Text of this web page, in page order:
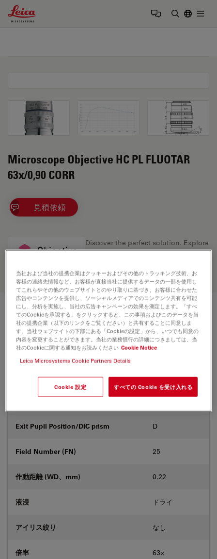
Leica Microsystems Logo
Microscope Objective HC PL FLUOTAR
63x/0,90 CORR
見積依頼
Discover the perfect solution. Explore
ourObjective Finder, compare
your needs.
技術仕様
製品番号 11506223
補正環 (CORR) CORR
Exit Pupil Position/DIC prism D
Field Number (FN) 25
作動距離 (WD、mm) 0.22
液浸 ドライ
アイリス絞り なし
倍率 63⨉
当社および当社の提携企業はクッキーおよびその他のトラッキング技術、お
客様の連絡先情報など、お客様が直接当社に提供するデータの一部を使用し
てこれらやその他のウェブサイトとのやり取りに基づき、お客様に合わせた
広告やコンテンツを提供し、ソーシャルメディアでのコンテンツ共有を可能
にし、分析を実施し、当社の広告キャンペーンの効果を測定します。「すべ
てのCookieを承認する」をクリックすると、この事項およびこのデータを当
社の提携企業（以下のリンクをご覧ください）と共有することに同意しま
す。当社ウェブサイトの下部にある「Cookieの設定」から、いつでも同意の
内容を変更することができます。当社の業務慣行の詳細につきましては、当
社のCookieに関する通知をお読みください Cookie Notice
Leica Microsystems Cookie Partners Details
Cookie 設定 すべての Cookie を受け入れる